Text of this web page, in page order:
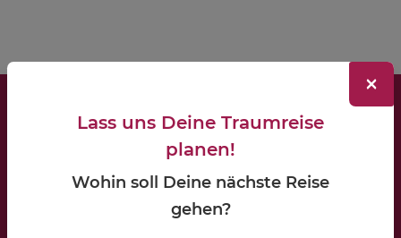
LIPPKAU Reisebüro
×
Lass uns Deine Traumreise
planen!
Wohin soll Deine nächste Reise
gehen?